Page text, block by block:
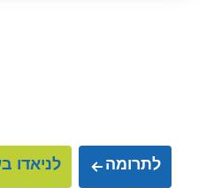
לתרומה לניאדו